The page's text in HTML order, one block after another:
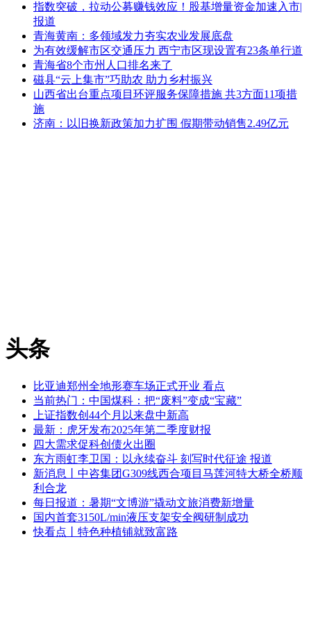
指数突破，拉动公募赚钱效应！股基增量资金加速入市|
报道
青海黄南：多领域发力夯实农业发展底盘
为有效缓解市区交通压力 西宁市区现设置有23条单行道
青海省8个市州人口排名来了
磁县“云上集市”巧助农 助力乡村振兴
山西省出台重点项目环评服务保障措施 共3方面11项措
施
济南：以旧换新政策加力扩围 假期带动销售2.49亿元
头条
比亚迪郑州全地形赛车场正式开业 看点
当前热门：中国煤科：把“废料”变成“宝藏”
上证指数创44个月以来盘中新高
最新：虎牙发布2025年第二季度财报
四大需求促科创债火出圈
东方雨虹李卫国：以永续奋斗 刻写时代征途 报道
新消息丨中咨集团G309线西合项目马莲河特大桥全桥顺
利合龙
每日报道：暑期“文博游”撬动文旅消费新增量
国内首套3150L/min液压支架安全阀研制成功
快看点丨特色种植铺就致富路